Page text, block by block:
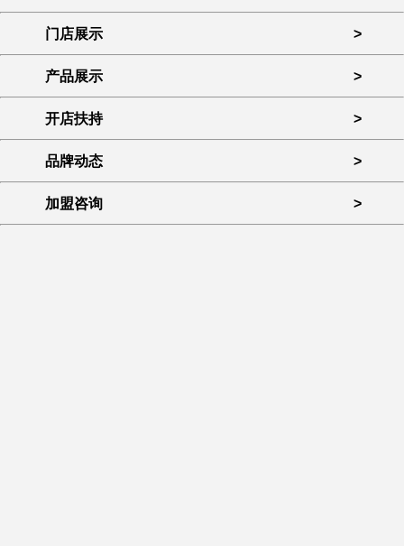
门店展示 >
产品展示 >
开店扶持 >
品牌动态 >
加盟咨询 >